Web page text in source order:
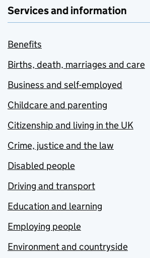
Services and information
Benefits
Births, death, marriages and care
Business and self-employed
Childcare and parenting
Citizenship and living in the UK
Crime, justice and the law
Disabled people
Driving and transport
Education and learning
Employing people
Environment and countryside